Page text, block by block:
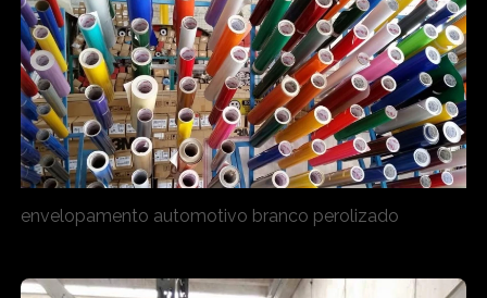
envelopamento automotivo branco perolizado